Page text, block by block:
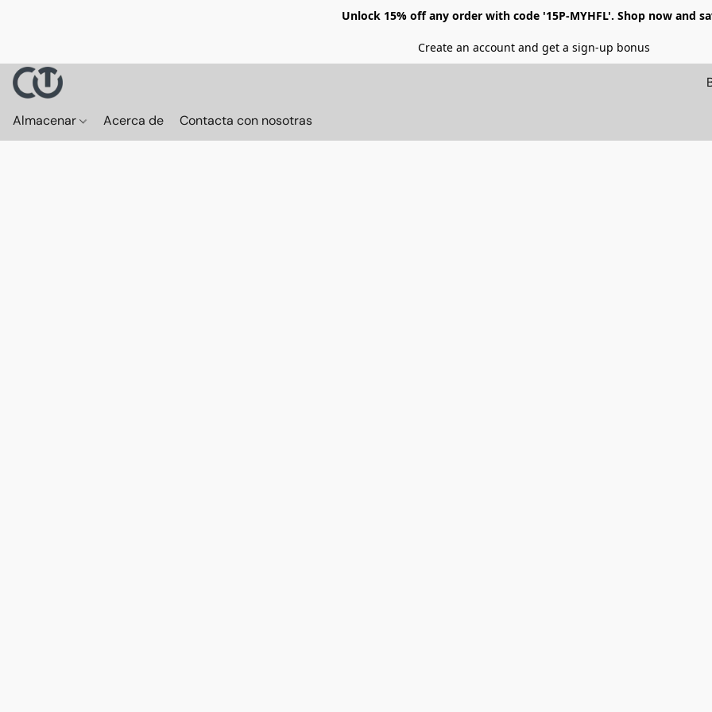
Unlock 15% off any order with code '15P-MYHFL'. Shop now and
Create an account and get a sign-up bonus
Almacenar Acerca de Contacta con nosotras